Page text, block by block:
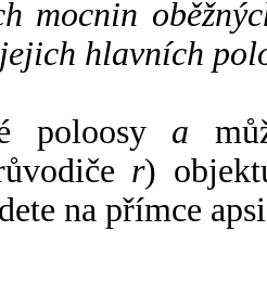
mocnin
hlavních
poloosy a
r)
na přímce